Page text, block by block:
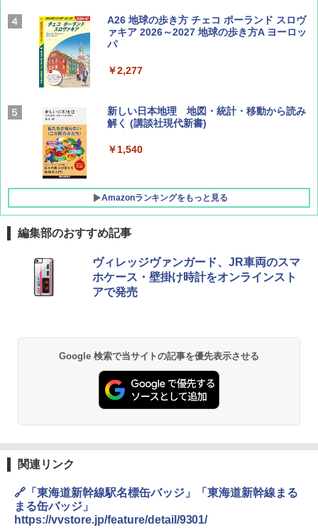
Coyote No.89 特集 星野道夫 夢見る旅
￥1,540
AIRLINE（エアライン）2026年9月号【特
集】ボーイング110周年を祝して！
￥1,760
A26 地球の歩き方 チェコ ポーランド スロヴ
ァキア 2026～2027 地球の歩き方A ヨーロッ
パ
￥2,277
新しい日本地理 地図・統計・移動から読み
解く (講談社現代新書)
￥1,540
Amazonランキングをもっと見る
[キャンパーズコレクション 山善] ポップアッ
プテント 傘みたいに広げて畳める パッとサ
ッとサンシェード キューブ フルクローズ メ
ッシュ 簡単設置 ワンタッチテント キャンプ
PYKES PEAK (パイクスピーク) 着替えテン
ト プライバシー テント 【中が透けない】 1
人用 折りたたみ 防災グッズ 災害用トイレ ビ
ーチ ピクニック ポップアップテント 携帯 簡
ENDLESS BASE 《めざましテレビで紹介》
テント ワンタッチ RENEW 幅200 2-3人用 43
熊撃退スプレー 熊よけスプレー 熊スプレー
【日本企業販売】超強力クマ対策スプレー 30
0ml（連続噴射30秒）110ml（連続噴射15
秒）射程5～10m 安全ロック搭載 携帯収納袋
送
GRANDOOR ステンレス保冷剤 2個セット 2
BUNDOK(バンドック)ソロ ドーム 1 EX BDK
レーム ドーム型 テント
編集部のおすすめ記事
ヴィレッジヴァンガード、JR車両のスマ
ホケース・壁掛け時計をオンラインスト
アで発売
Google 検索で当サイトの記事を優先表示させる
関連リンク
🔗「東海道新幹線駅名標缶バッジ」「東海道新幹線まる
まる缶バッジ」
https://vvstore.jp/feature/detail/9301/